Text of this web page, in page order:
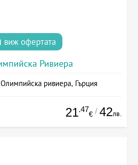
виж офертата
Ривиера
ривиера, Гърция
21.47
€ / 42лв.